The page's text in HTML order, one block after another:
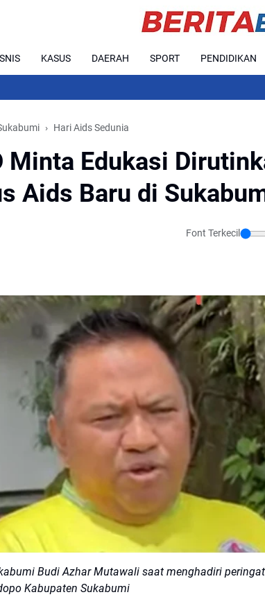
KASUS DAERAH SPORT PENDIDIKAN
Hari Aids Sedunia
Minta Edukasi
Aids Baru di
Font Terkecil
Budi Azhar Mutawali saat menghadiri
Kabupaten Sukabumi